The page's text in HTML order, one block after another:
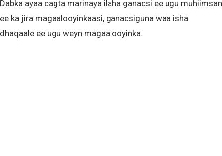
Dabka ayaa cagta marinaya ilaha ganacsi ee ugu muhiimsan
ee ka jira magaalooyinkaasi, ganacsiguna waa isha
dhaqaale ee ugu weyn magaalooyinka.